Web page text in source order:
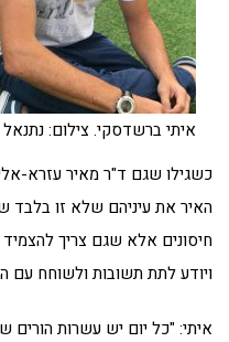
איתי ברשדסקי. צילום: נתנאל
כשגילו שגם ד"ר מאיר עזרא-
האיר את עיניהם שלא זו בלבד
חיסונים אלא שגם צריך
ויודע לתת תשובות ולשוחח עם
איתי: "כל יום יש עשרות הורים